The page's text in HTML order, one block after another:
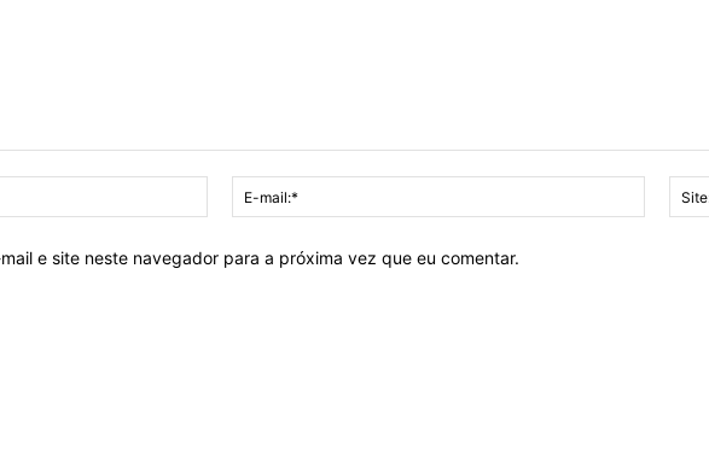
Nome:*
mail:*
e site neste navegador para a próxima vez que eu comentar.